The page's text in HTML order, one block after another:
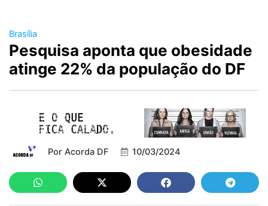
Brasília
Pesquisa aponta que obesidade
atinge 22% da população do DF
Por Acorda DF 10/03/2024